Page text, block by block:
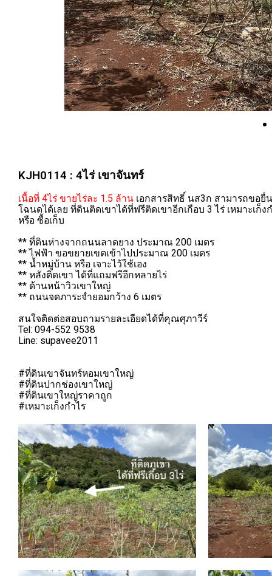
KJH0114 : 4ไร่ เขาจันทร์
เนื้อที่ 4ไร่ ขายไร่ละ 1.5 ล้าน เอกสารสิทธิ์ นส3ก สามารถขอยื่
โฉนดได้เลย ที่ดินติดเขาได้ที่ฟรีติดเขาอีกเกือบ 3 ไร่ เหมาะเก็ง
หรือ ซื้อเก็บ
** ที่ดินห่างจากถนนลาดยาง ประมาณ 200 เมตร
** ไฟฟ้า ขอขยายเขตเข้าไปประมาณ 200 เมตร
** น้ำหมู่บ้าน หรือ เจาะไว้ใช้เอง
** หลังติดเขา ได้ที่แถมฟรีอีกหลายไร่
** ด้านหน้าวิวเขาใหญ่
** ถนนจดภาระจำยอมกว้าง 6 เมตร
สนใจติดต่อสอบถามรายละเอียดได้ที่คุณศุภาวีร์
Tel: 094-552 9538
Line: supavee2011
#ที่ดินเขาจันทร์หอมเขาใหญ่
#ที่ดินปากช่องเขาใหญ่
#ที่ดินเขาใหญ่ราคาถูก
#เหมาะเก็งกำไร